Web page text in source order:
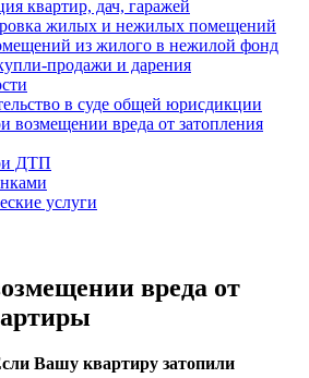
квартир, дач, гаражей
жилых и нежилых помещений
из жилого в нежилой фонд
продажи и дарения
в суде общей юрисдикции
возмещении вреда от затопления
ДТП
услуги
вреда от
Вашу квартиру затопили